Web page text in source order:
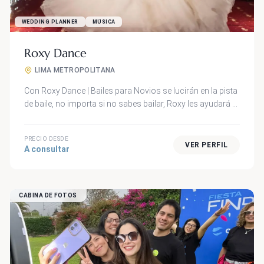
WEDDING PLANNER MÚSICA
Roxy Dance
LIMA METROPOLITANA
Con Roxy Dance | Bailes para Novios se lucirán en la pista
de baile, no importa si no sabes bailar, Roxy les ayudará a
divertidas. Roxy se caracteriza por enseñar con mucha
PRECIO DESDE
A consultar VER PERFIL
CABINA DE FOTOS